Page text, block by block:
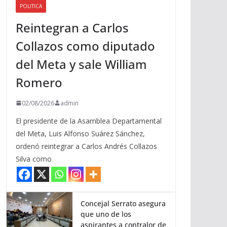
i
b
a
j
o
a
POLITICA
Reintegran a Carlos
Collazos como diputado
del Meta y sale William
Romero
02/08/2026 admin
El presidente de la Asamblea Departamental
del Meta, Luis Alfonso Suárez Sánchez,
ordenó reintegrar a Carlos Andrés Collazos
Silva como
Concejal Serrato asegura
que uno de los
aspirantes a contralor de